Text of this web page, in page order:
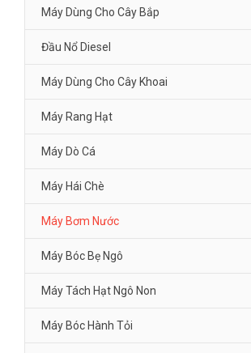
Máy Dùng Cho Cây Bắp
Đầu Nổ Diesel
Máy Dùng Cho Cây Khoai
Máy Rang Hạt
Máy Dò Cá
Máy Hái Chè
Máy Bơm Nước
Máy Bóc Bẹ Ngô
Máy Tách Hạt Ngô Non
Máy Bóc Hành Tỏi